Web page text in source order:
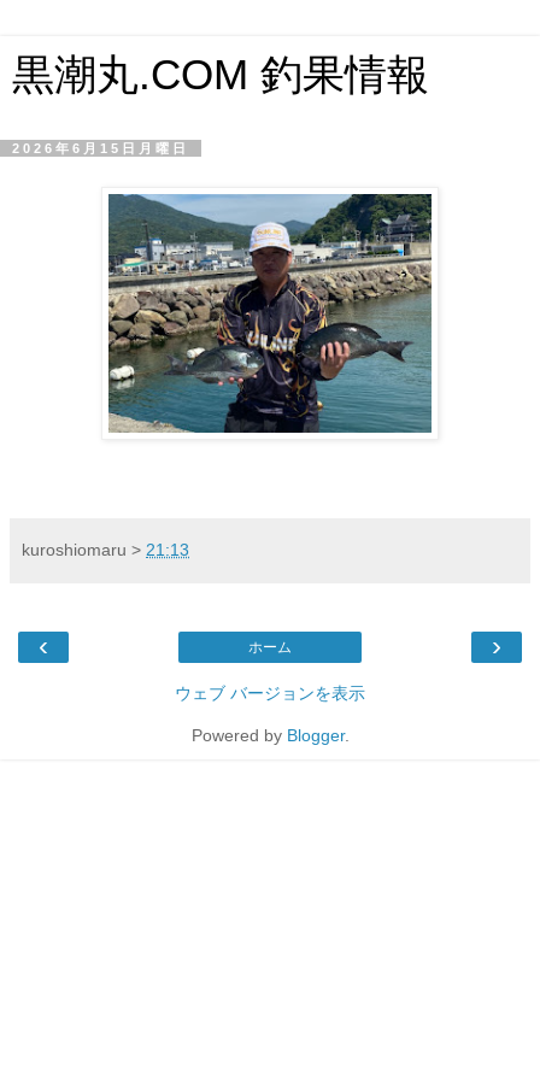
黒潮丸.COM 釣果情報
2026年6月15日月曜日
kuroshiomaru > 21:13
‹ ›
ホーム
ウェブ バージョンを表示
Powered by Blogger.